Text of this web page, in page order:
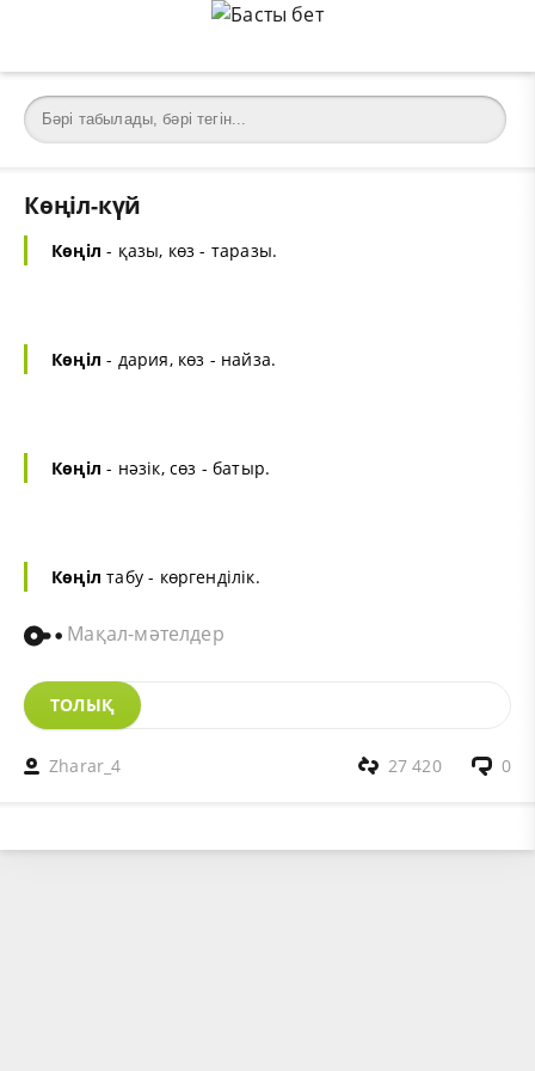
Көңіл-күй
Көңіл - қазы, көз - таразы.
Көңіл - дария, көз - найза.
Көңіл - нәзік, сөз - батыр.
Көңіл табу - көргенділік.
Мақал-мәтелдер
ТОЛЫҚ
Zharar_4 0
27 420